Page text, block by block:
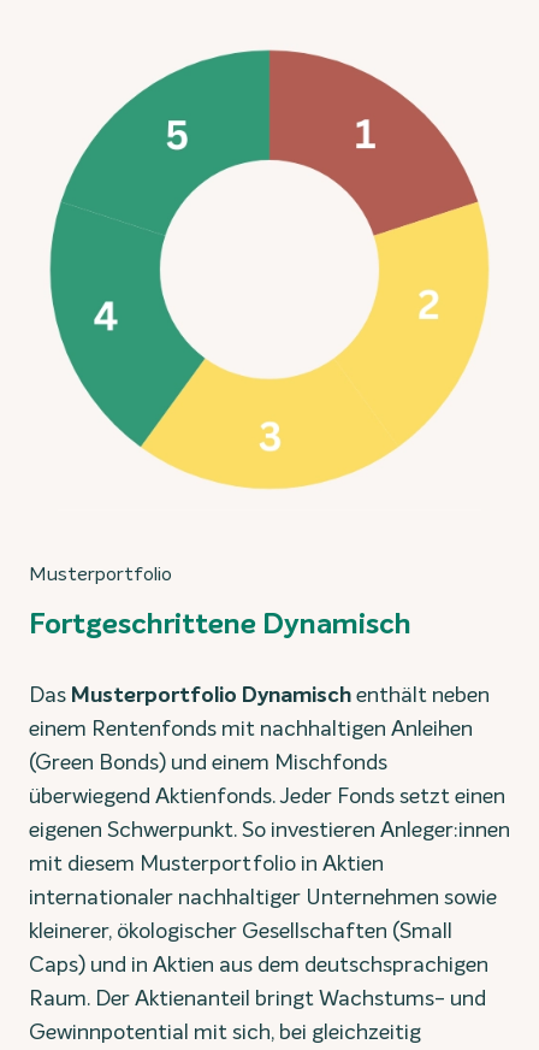
Musterportfolio
Fortgeschrittene Dynamisch
Das Musterportfolio Dynamischenthält neben
einem Rentenfonds mit nachhaltigen Anleihen
(Green Bonds) und einem Mischfonds
überwiegend Aktienfonds. Jeder Fonds setzt einen
eigenen Schwerpunkt. So investieren Anleger­:innen
mit diesem Musterportfolio in Aktien
internationaler nachhaltiger Unternehmen sowie
kleinerer, ökologischer Gesellschaften (Small
Caps) und in Aktien aus dem deutschsprachigen
Raum. Der Aktienanteil bringt Wachstums- und
Gewinnpotential mit sich, bei gleichzeitig